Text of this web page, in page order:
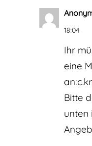
18:04
Ihr
eine
Bitte
unten